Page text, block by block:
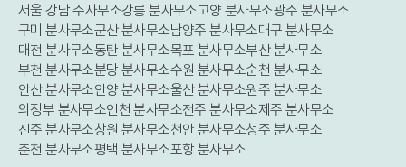
서울 강남 주사무소강릉 분사무소고양 분사무소광주 분사무소
구미 분사무소군산 분사무소남양주 분사무소대구 분사무소
대전 분사무소동탄 분사무소목포 분사무소부산 분사무소
부천 분사무소분당 분사무소수원 분사무소순천 분사무소
안산 분사무소안양 분사무소울산 분사무소원주 분사무소
의정부 분사무소인천 분사무소전주 분사무소제주 분사무소
진주 분사무소창원 분사무소천안 분사무소청주 분사무소
춘천 분사무소평택 분사무소포항 분사무소